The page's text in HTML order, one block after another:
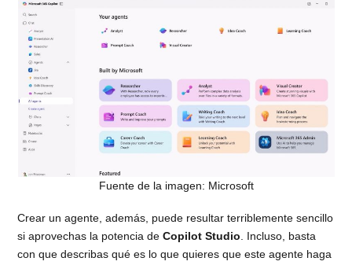
Fuente de la imagen: Microsoft
Crear un agente, además, puede resultar terriblemente sencillo
si aprovechas la potencia deCopilot Studio . Incluso, basta
con que describas qué es lo que quieres que este agente haga